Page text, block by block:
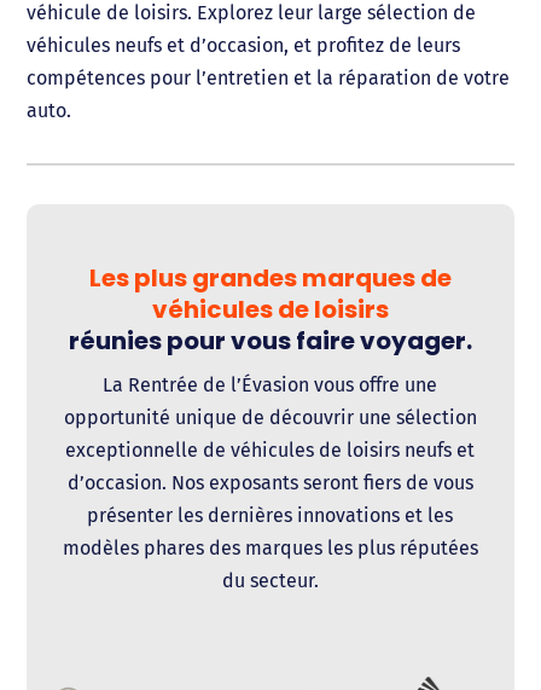
véhicule de loisirs. Explorez leur large sélection de
véhicules neufs et d’occasion, et profitez de leurs
compétences pour l’entretien et la réparation de votre
auto.
Les plus grandes marques de
véhicules de loisirs
réunies pour vous faire voyager.
La Rentrée de l’Évasion vous offre une
opportunité unique de découvrir une sélection
exceptionnelle de véhicules de loisirs neufs et
d’occasion. Nos exposants seront fiers de vous
présenter les dernières innovations et les
modèles phares des marques les plus réputées
du secteur.